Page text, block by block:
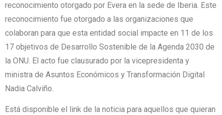
reconocimiento otorgado por Evera en la sede de Iberia. Este
reconocimiento fue otorgado a las organizaciones que
colaboran para que esta entidad social impacte en 11 de los
17 objetivos de Desarrollo Sostenible de la Agenda 2030 de
la ONU. El acto fue clausurado por la vicepresidenta y
ministra de Asuntos Económicos y Transformación Digital
Nadia Calviño.
Está disponible el link de la noticia para aquellos que quieran